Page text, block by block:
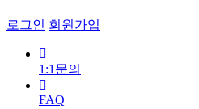
로그인 회원가입
1:1문의
FAQ